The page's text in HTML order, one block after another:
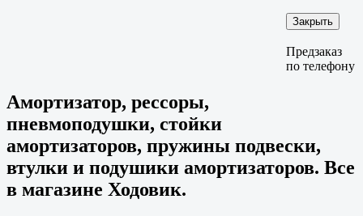
Закрыть
Предзаказ
по телефону
Амортизатор, рессоры,
пневмоподушки, стойки
амортизаторов, пружины подвески,
втулки и подушики амортизаторов. Все
в магазине Ходовик.